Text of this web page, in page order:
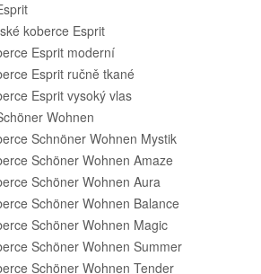
koberce Esprit
Esprit moderní
Esprit ručně tkané
Esprit vysoký vlas
Wohnen
Schnöner Wohnen Mystik
Schöner Wohnen Amaze
Schöner Wohnen Aura
Schöner Wohnen Balance
Schöner Wohnen Magic
Schöner Wohnen Summer
Schöner Wohnen Tender